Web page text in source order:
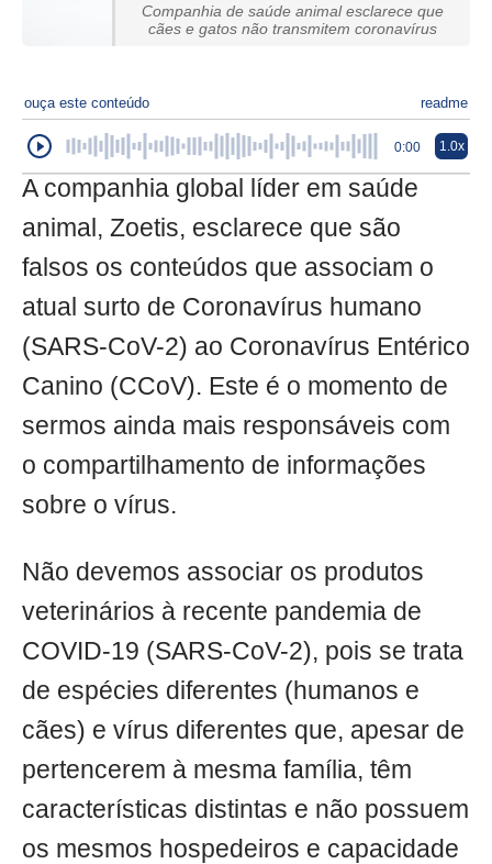
Companhia de saúde animal esclarece que
cães e gatos não transmitem coronavírus
ouça este conteúdo readme
0:00 1.0x
A companhia global líder em saúde
animal, Zoetis, esclarece que são
falsos os conteúdos que associam o
atual surto de Coronavírus humano
(SARS-CoV-2) ao Coronavírus Entérico
Canino (CCoV). Este é o momento de
sermos ainda mais responsáveis com
o compartilhamento de informações
sobre o vírus.
Não devemos associar os produtos
veterinários à recente pandemia de
COVID-19 (SARS-CoV-2), pois se trata
de espécies diferentes (humanos e
cães) e vírus diferentes que, apesar de
pertencerem à mesma família, têm
características distintas e não possuem
os mesmos hospedeiros e capacidade